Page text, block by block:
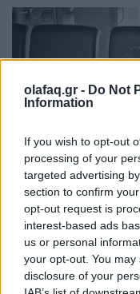
olafaq.gr - Do Not
Information
If you wish to opt-out
processing of your
targeted advertising
section to confirm
opt-out request is
interest-based ads
us or personal
your opt-out. You
disclosure of your